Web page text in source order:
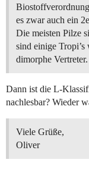
es zwar auch ein
Die meisten Pilze
sind einige Tropi’s
dimorphe
Dann ist die L-
nachlesbar? Wieder
Viele Grüße,
Oliver